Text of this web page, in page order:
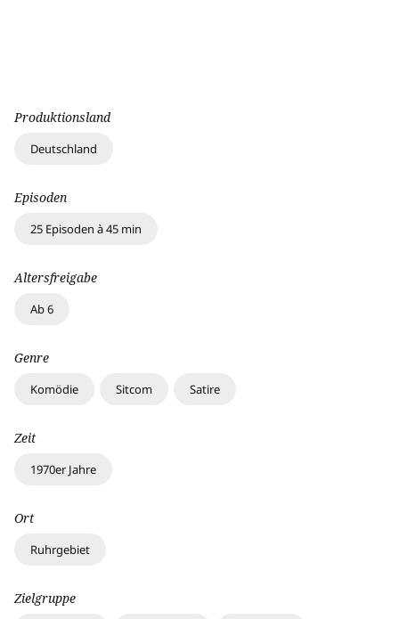
Produktionsland
Deutschland
Episoden
25 Episoden à 45 min
Altersfreigabe
Ab 6
Genre
Komödie Sitcom Satire
Zeit
1970er Jahre
Ort
Ruhrgebiet
Zielgruppe